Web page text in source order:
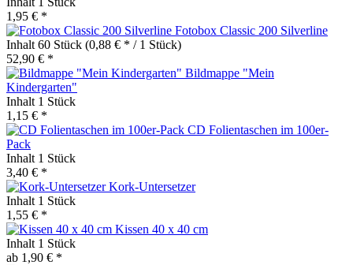
1,95 € *
Fotobox Classic 200 Silverline
Inhalt 60 Stück (0,88 € * / 1 Stück)
52,90 € *
Bildmappe "Mein
Kindergarten"
Inhalt 1 Stück
1,15 € *
CD Folientaschen im 100er-
Pack
Inhalt 1 Stück
3,40 € *
Kork-Untersetzer
Inhalt 1 Stück
1,55 € *
Kissen 40 x 40 cm
Inhalt 1 Stück
ab 1,90 € *